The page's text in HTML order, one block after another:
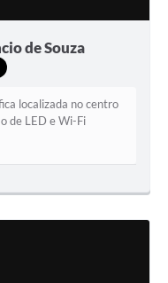
de Souza
localizada no centro
de LED e Wi-Fi